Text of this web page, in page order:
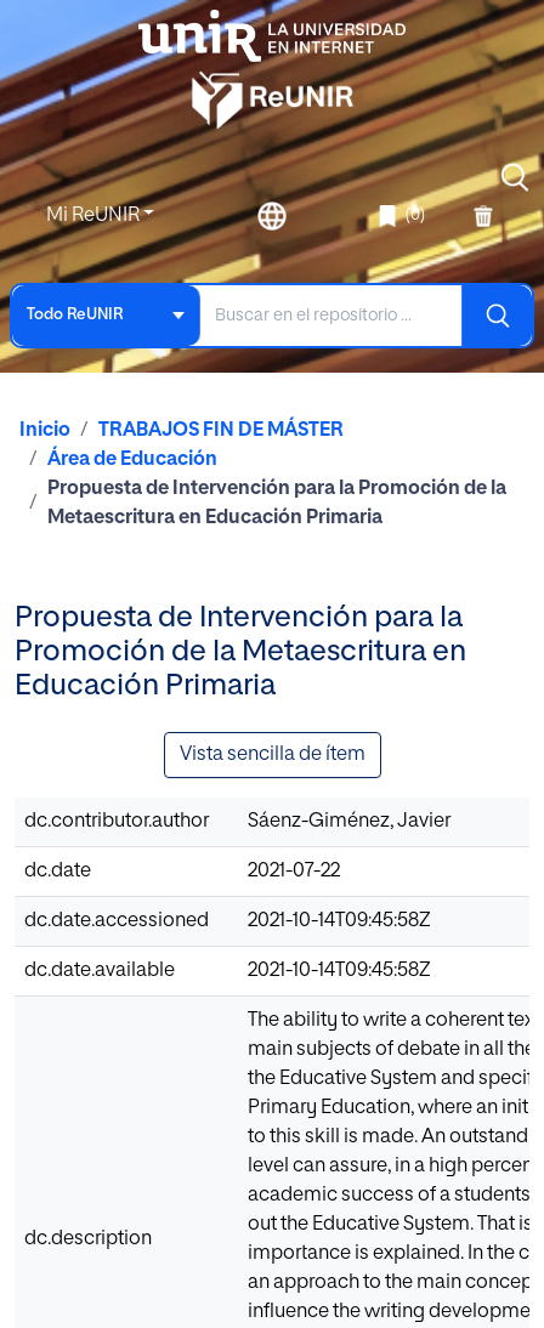
Mi ReUNIR (0)
Todo ReUNIR
Inicio
TRABAJOS FIN DE MÁSTER
Área de Educación
Propuesta de Intervención para la Promoción de la
Metaescritura en Educación Primaria
Propuesta de Intervención para la
Promoción de la Metaescritura en
Educación Primaria
Vista sencilla de ítem
dc.contributor.author Sáenz-Giménez, Javier
dc.date 2021-07-22
dc.date.accessioned 2021-10-14T09:45:58Z
dc.date.available 2021-10-14T09:45:58Z
dc.description
The ability to write a coherent
main subjects of debate in all the
the Educative System and
Primary Education, where an
to this skill is made. An
level can assure, in a high
academic success of a students
out the Educative System. That is
importance is explained. In the
an approach to the main
influence the writing